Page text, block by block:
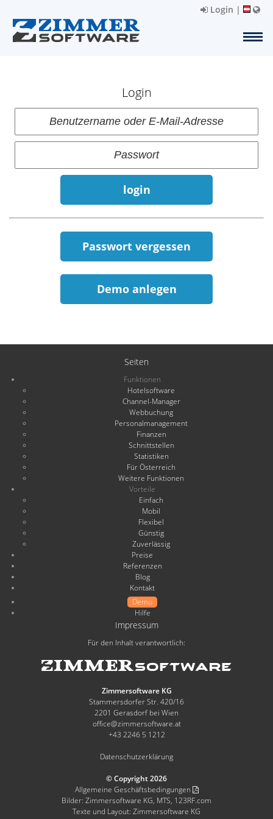
Login |
Login
login
Passwort vergessen
Demo anlegen
Seiten
Funktionen
Hotelsoftware
Channel-Manager
Webbuchung
Personalmanagement
Finanzen
Schnittstellen
Statistiken
Für Österreich
Weitere Funktionen
Vorteile
Einfach
Mobil
Flexibel
Günstig
Zuverlässig
Preise
Referenzen
Blog
Kontakt
Demo
Hilfe
Impressum
Für den Inhalt verantwortlich:
Zimmersoftware KG
Stammersdorfer Str. 420/16
2201 Gerasdorf bei Wien
office@zimmersoftware.at
+43 2246 5 1212
Datenschutzerklärung
© Copyright 2026
Allgemeine Geschäftsbedingungen
Bilder: Zimmersoftware KG, MTS, 123RF.com
Texte und Layout: Zimmersoftware KG